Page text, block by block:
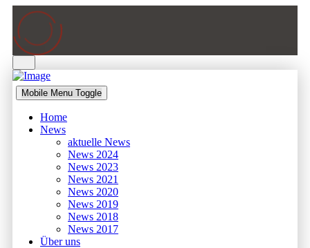
Mobile Menu Toggle
Home
News
aktuelle News
News 2024
News 2023
News 2021
News 2020
News 2019
News 2018
News 2017
Über uns